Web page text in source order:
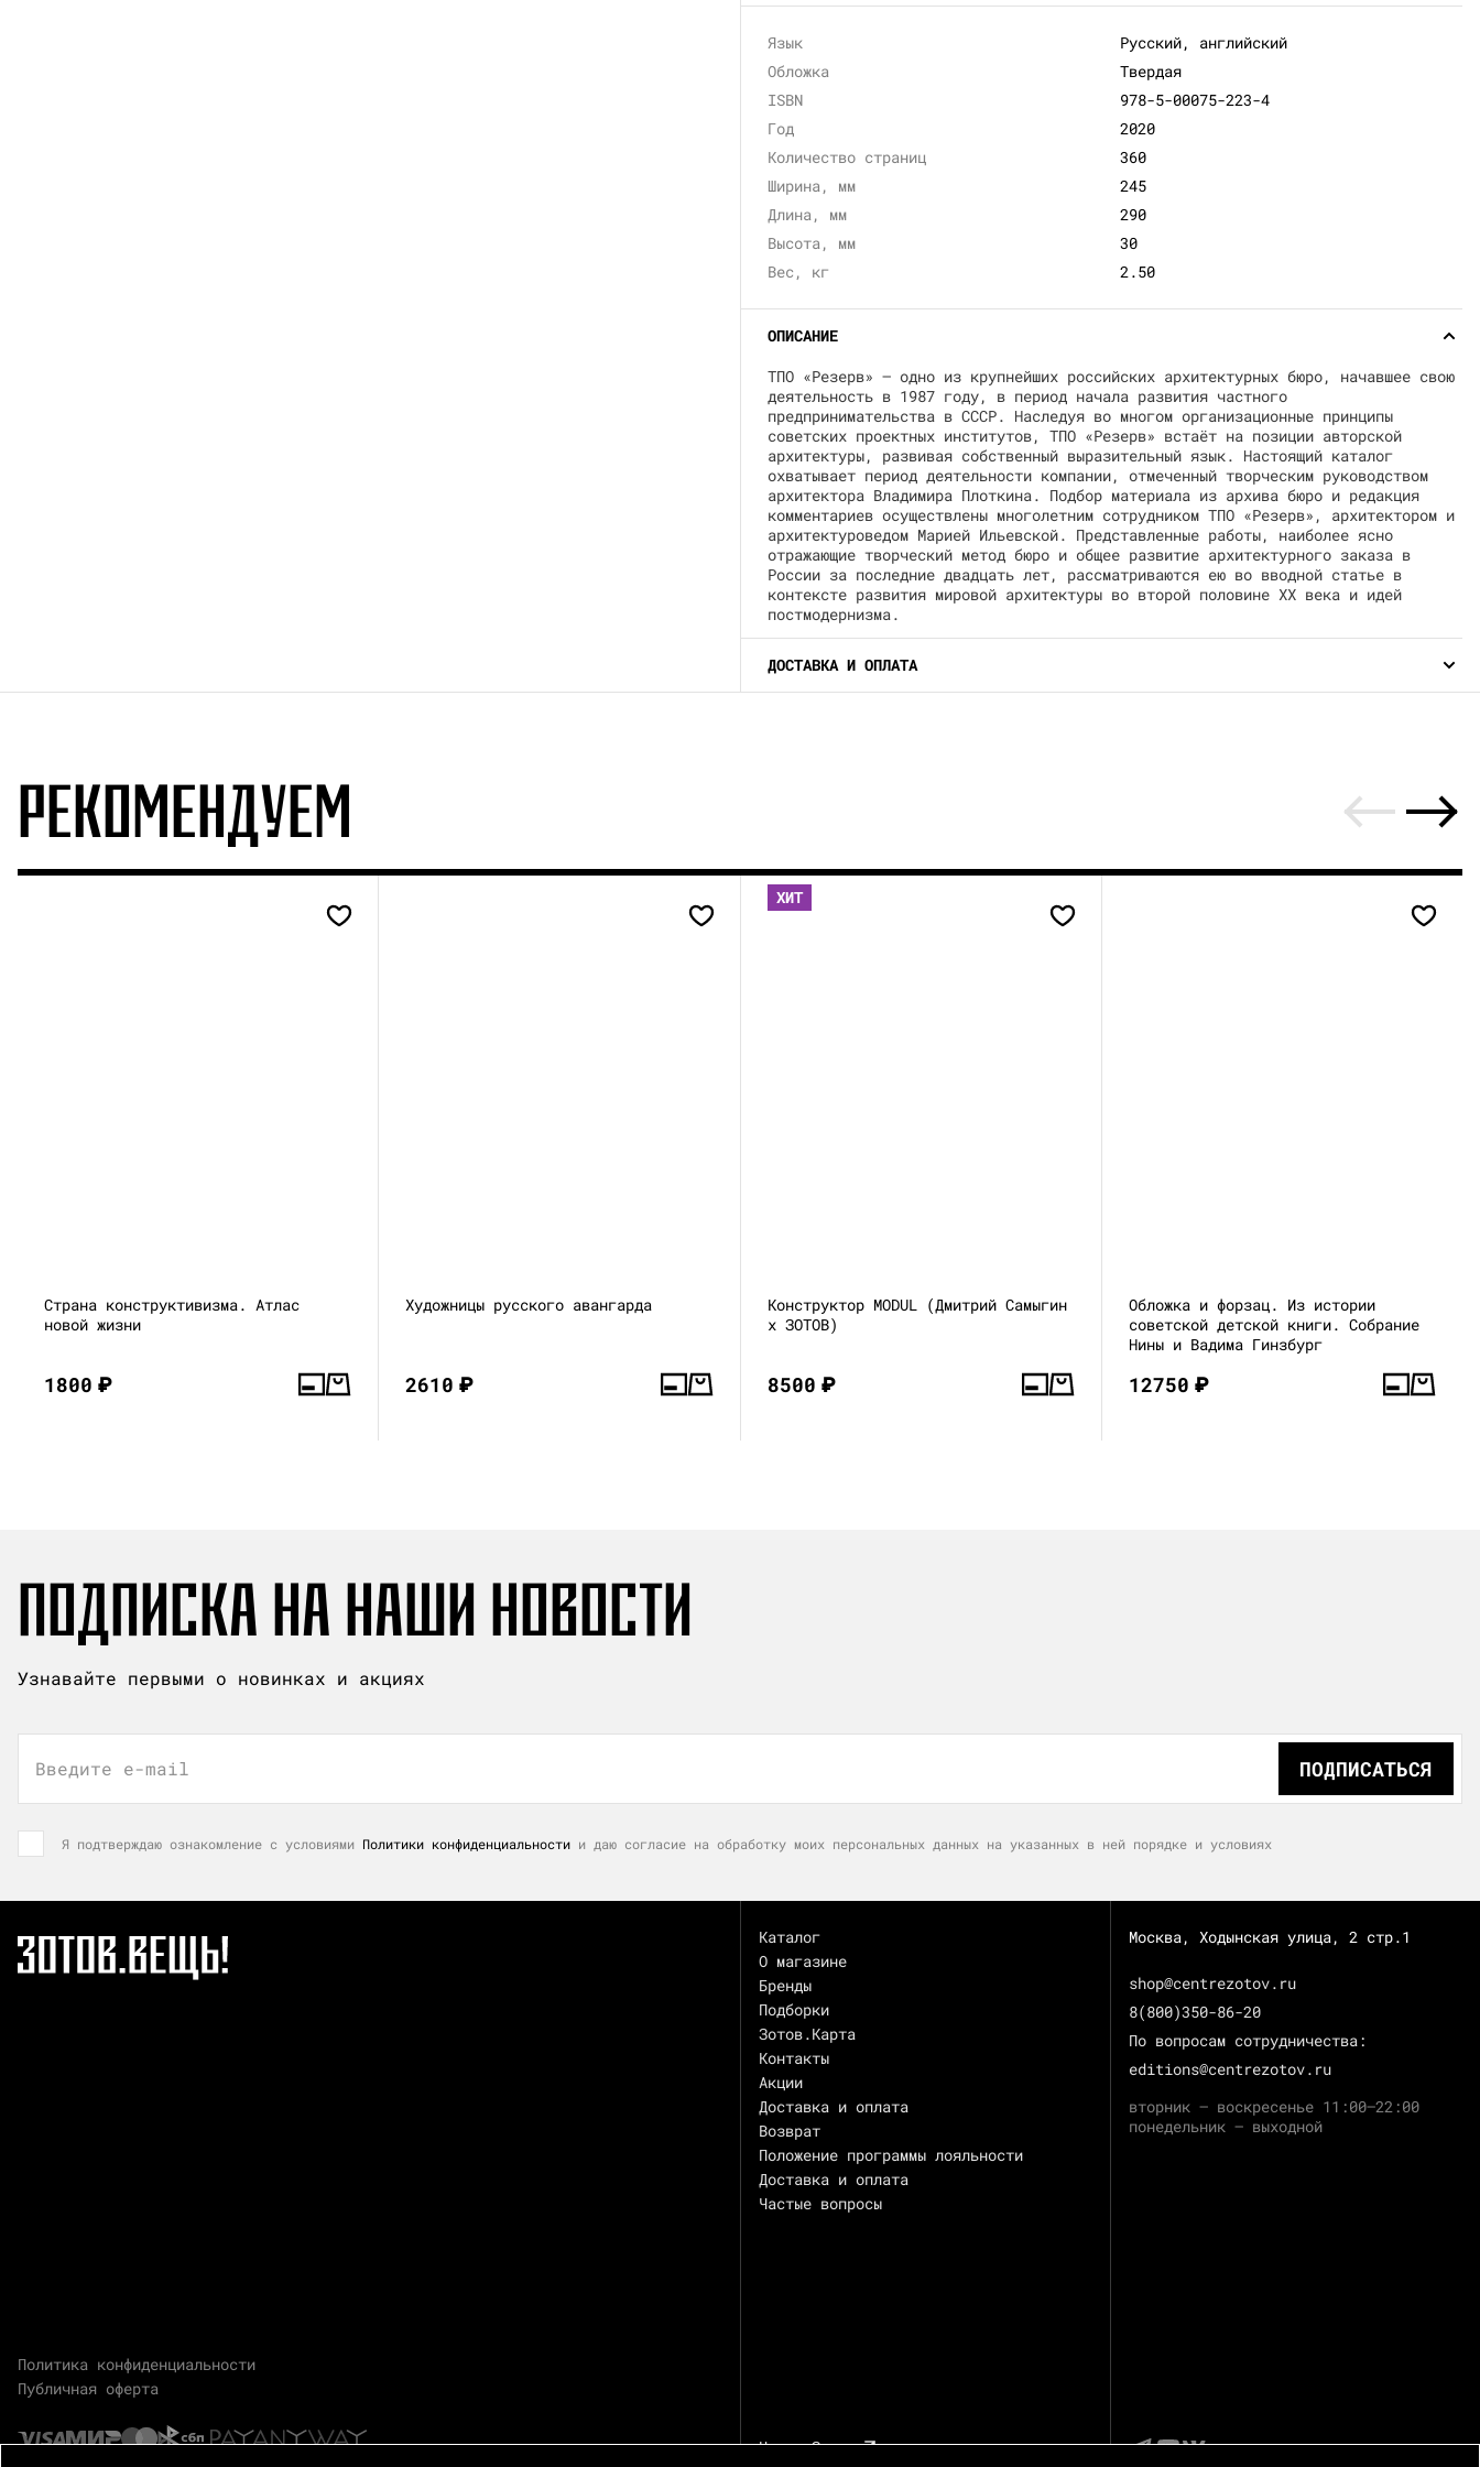
Язык
Русский, английский
Обложка
Твердая
ISBN
978-5-00075-223-4
Год
2020
Количество страниц
360
Ширина, мм
245
Длина, мм
290
Высота, мм
30
Вес, кг
2.50
ОПИСАНИЕ
ТПО «Резерв» — одно из крупнейших российских архитектурных бюро, начавшее свою
деятельность в 1987 году, в период начала развития частного
предпринимательства в СССР. Наследуя во многом организационные принципы
советских проектных институтов, ТПО «Резерв» встаёт на позиции авторской
архитектуры, развивая собственный выразительный язык. Настоящий каталог
охватывает период деятельности компании, отмеченный творческим руководством
архитектора Владимира Плоткина. Подбор материала из архива бюро и редакция
комментариев осуществлены многолетним сотрудником ТПО «Резерв», архитектором и
архитектуроведом Марией Ильевской. Представленные работы, наиболее ясно
отражающие творческий метод бюро и общее развитие архитектурного заказа в
России за последние двадцать лет, рассматриваются ею во вводной статье в
контексте развития мировой архитектуры во второй половине XX века и идей
постмодернизма.
ДОСТАВКА И ОПЛАТА
РЕКОМЕНДУЕМ
Страна конструктивизма. Атлас
новой жизни
1800₽
Художницы русского авангарда
2610₽
ХИТ
Конструктор MODUL (Дмитрий Самыгин
x ЗОТОВ)
8500₽
Обложка и форзац. Из истории
советской детской книги. Собрание
Нины и Вадима Гинзбург
12750₽
ПОДПИСКА НА НАШИ НОВОСТИ
Узнавайте первыми о новинках и акциях
Введите e-mail ПОДПИСАТЬСЯ
Я подтверждаю ознакомление с условиями Политики конфиденциальности и даю согласие на обработку моих персональных данных на указанных в ней порядке и условиях
Политика конфиденциальности
Публичная оферта
Каталог
О магазине
Бренды
Подборки
Зотов.Карта
Контакты
Акции
Доставка и оплата
Возврат
Положение программы лояльности
Доставка и оплата
Частые вопросы
Центр Зотов
Москва, Ходынская улица, 2 стр.1
shop@centrezotov.ru
8(800)350-86-20
По вопросам сотрудничества:
editions@centrezotov.ru
вторник — воскресенье 11:00–22:00
понедельник — выходной